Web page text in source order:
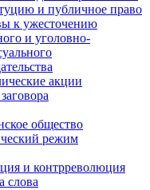
и публичное право
к ужесточению
и уголовно-
акции
общество
режим
и контрреволюция
слова